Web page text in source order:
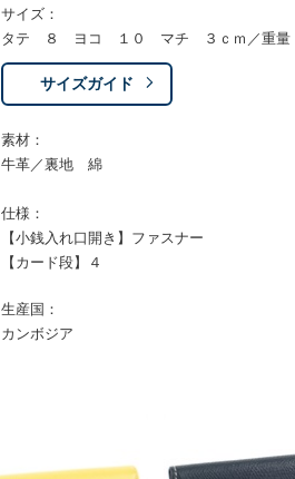
サイズ：
タテ ８ ヨコ １０ マチ ３ｃｍ／重量
サイズガイド
素材：
牛革／裏地 綿
仕様：
【小銭入れ口開き】ファスナー
【カード段】４
生産国：
カンボジア